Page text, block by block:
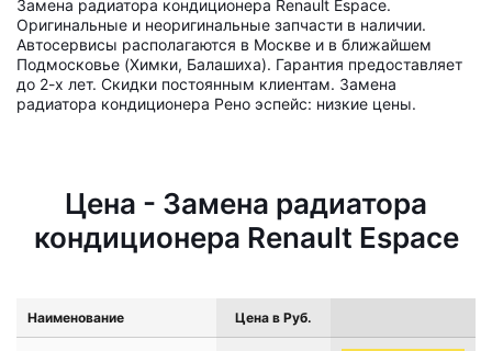
Замена радиатора кондиционера Renault Espace.
Оригинальные и неоригинальные запчасти в наличии.
Автосервисы располагаются в Москве и в ближайшем
Подмосковье (Химки, Балашиха). Гарантия предоставляет
до 2-х лет. Скидки постоянным клиентам. Замена
радиатора кондиционера Рено эспейс: низкие цены.
Цена - Замена радиатора
кондиционера Renault Espace
Наименование Цена в Руб.